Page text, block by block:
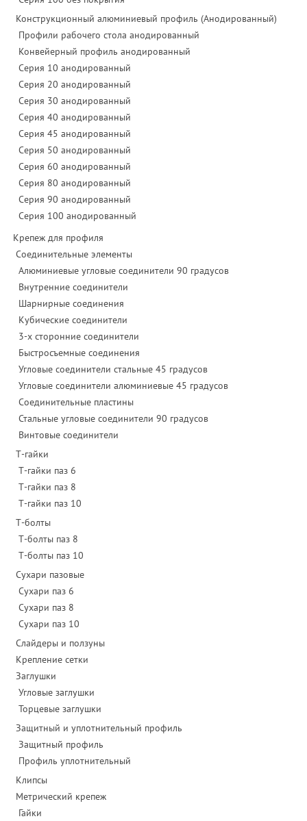
Конструкционный алюминиевый профиль (Анодированный)
Профили рабочего стола анодированный
Конвейерный профиль анодированный
Серия 10 анодированный
Серия 20 анодированный
Серия 30 анодированный
Серия 40 анодированный
Серия 45 анодированный
Серия 50 анодированный
Серия 60 анодированный
Серия 80 анодированный
Серия 90 анодированный
Серия 100 анодированный
Крепеж для профиля
Соединительные элементы
Алюминиевые угловые соединители 90 градусов
Внутренние соединители
Шарнирные соединения
Кубические соединители
3-х сторонние соединители
Быстросъемные соединения
Угловые соединители стальные 45 градусов
Угловые соединители алюминиевые 45 градусов
Соединительные пластины
Стальные угловые соединители 90 градусов
Винтовые соединители
Т-гайки
Т-гайки паз 6
Т-гайки паз 8
Т-гайки паз 10
Т-болты
Т-болты паз 8
Т-болты паз 10
Сухари пазовые
Сухари паз 6
Сухари паз 8
Сухари паз 10
Слайдеры и ползуны
Крепление сетки
Заглушки
Угловые заглушки
Торцевые заглушки
Защитный и уплотнительный профиль
Защитный профиль
Профиль уплотнительный
Клипсы
Метрический крепеж
Гайки